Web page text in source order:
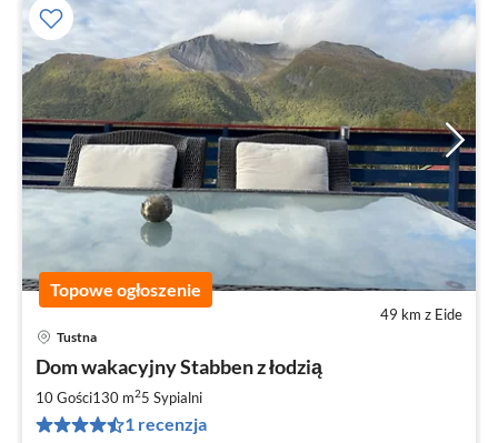
Topowe ogłoszenie
49 km z Eide
Tustna
Dom wakacyjny Stabben z łodzią
10 Gości130 m25 Sypialni
1 recenzja